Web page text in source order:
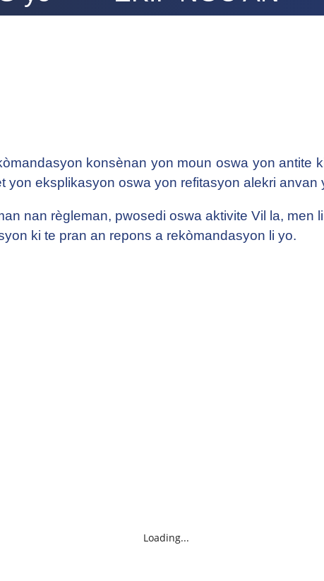
konsènan yon moun oswa yon antite
yon eksplikasyon oswa yon refitasyon alekri anvan
nan règleman, pwosedi oswa aktivite Vil la,
ki te pran an repons a rekòmandasyon li yo.